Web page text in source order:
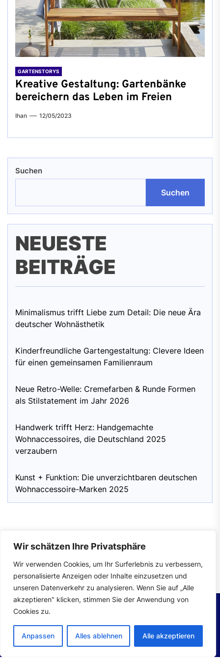
Wir schätzen Ihre Privatsphäre
Wir verwenden Cookies, um Ihr Surferlebnis zu verbessern,
personalisierte Anzeigen oder Inhalte einzusetzen und
unseren Datenverkehr zu analysieren. Wenn Sie auf „Alle
akzeptieren" klicken, stimmen Sie der Anwendung von
Cookies zu.
Anpassen Alles ablehnen Alle akzeptieren
GARTENSTORYS
Kreative Gestaltung: Gartenbänke
bereichern das Leben im Freien
Ihan 12/05/2023
Suchen
Suchen
NEUESTE
BEITRÄGE
Minimalismus trifft Liebe zum Detail: Die neue Ära
deutscher Wohnästhetik
Kinderfreundliche Gartengestaltung: Clevere Ideen
für einen gemeinsamen Familienraum
Neue Retro-Welle: Cremefarben & Runde Formen
als Stilstatement im Jahr 2026
Handwerk trifft Herz: Handgemachte
Wohnaccessoires, die Deutschland 2025
verzaubern
Kunst + Funktion: Die unverzichtbaren deutschen
Wohnaccessoire-Marken 2025
Impressum|Datenschutzerklärung
Copyright © 2026 wohntrends.All rights reserved.
Theme: Mahalo By
Themeinwp.Powered byWordPress.